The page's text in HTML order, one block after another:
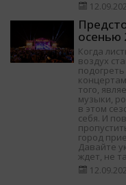
осенью
Когда
воздух
того,
музыки,
в этом
себя. И
город
Давайте
ждет, не